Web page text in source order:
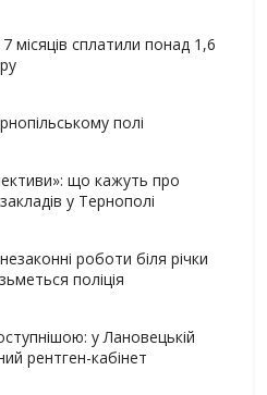
місяців сплатили понад 1,6
полі
що кажуть про
у Тернополі
роботи біля річки
поліція
у Лановецькій
рентген-кабінет